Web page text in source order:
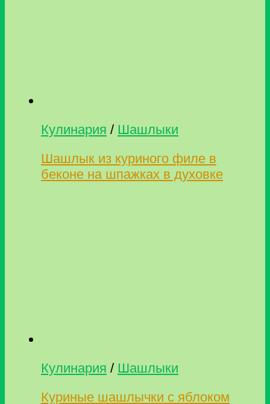
Кулинария / Шашлыки
Шашлык из куриного филе в
беконе на шпажках в духовке
Кулинария / Шашлыки
Куриные шашлычки с яблоком